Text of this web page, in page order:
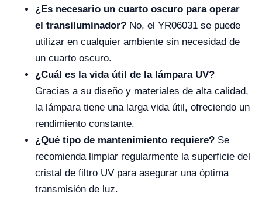
¿Es necesario un cuarto oscuro para operar
el transiluminador? No, el YR06031 se puede
utilizar en cualquier ambiente sin necesidad de
un cuarto oscuro.
¿Cuál es la vida útil de la lámpara UV?
Gracias a su diseño y materiales de alta calidad,
la lámpara tiene una larga vida útil, ofreciendo un
rendimiento constante.
¿Qué tipo de mantenimiento requiere? Se
recomienda limpiar regularmente la superficie del
cristal de filtro UV para asegurar una óptima
transmisión de luz.